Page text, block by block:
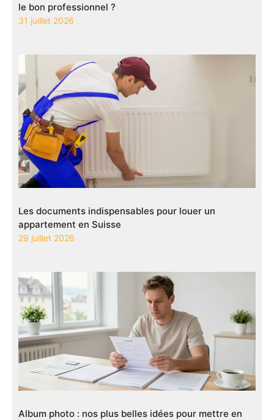
le bon professionnel ?
31 juillet 2026
Les documents indispensables pour louer un
appartement en Suisse
29 juillet 2026
Album photo : nos plus belles idées pour mettre en